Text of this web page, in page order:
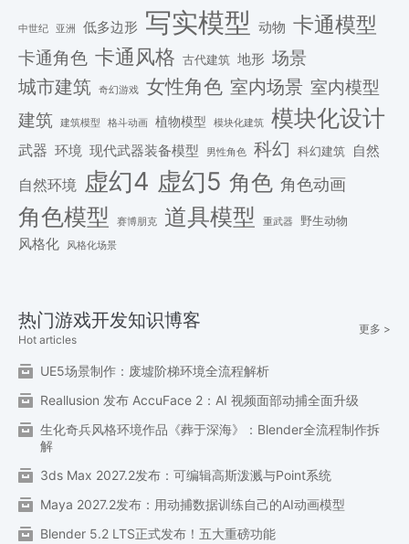
中世纪 亚洲 低多边形 写实模型 动物 卡通模型
卡通角色 卡通风格 古代建筑 地形 场景
城市建筑
奇幻游戏 女性角色 室内场景 室内模型
建筑 建筑模型 格斗动画 植物模型 模块化建筑 模块化设计
武器 环境 现代武器装备模型 男性角色 科幻 科幻建筑 自然
自然环境 虚幻4 虚幻5 角色 角色动画
角色模型 赛博朋克 道具模型 重武器 野生动物
风格化 风格化场景
热门游戏开发知识博客
Hot articles
更多 >
UE5场景制作：废墟阶梯环境全流程解析
Reallusion 发布 AccuFace 2：AI 视频面部动捕全面升级
生化奇兵风格环境作品《葬于深海》：Blender全流程制作拆
解
3ds Max 2027.2发布：可编辑高斯泼溅与Point系统
Maya 2027.2发布：用动捕数据训练自己的AI动画模型
Blender 5.2 LTS正式发布！五大重磅功能